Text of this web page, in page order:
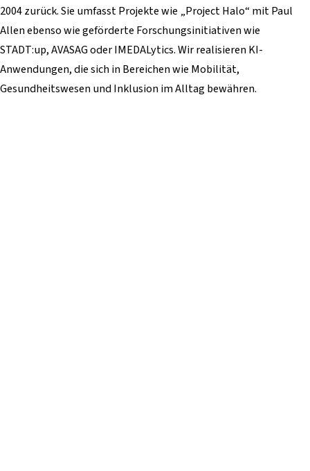
2004 zurück. Sie umfasst Projekte wie „Project Halo“ mit Paul
Allen ebenso wie geförderte Forschungsinitiativen wie
STADT:up, AVASAG oder IMEDALytics. Wir realisieren KI-
Anwendungen, die sich in Bereichen wie Mobilität,
Gesundheitswesen und Inklusion im Alltag bewähren.